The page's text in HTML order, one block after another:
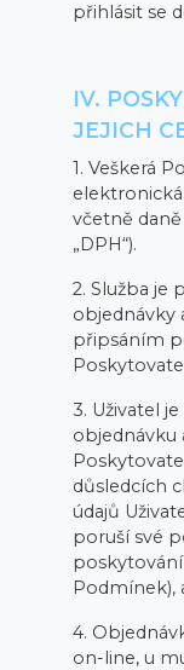
přihlásit se
IV.
JEJICH
1. Veškerá
elektronická
včetně
„DPH“).
2. Služba je
objednávky
připsáním
3. Uživatel
objednávku
důsledcích
údajů
poruší své
Podmínek),
4.
on-line, u